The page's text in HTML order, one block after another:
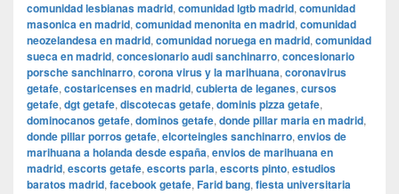
comunidad lesbianas madrid, comunidad lgtb madrid, comunidad
masonica en madrid, comunidad menonita en madrid, comunidad
neozelandesa en madrid, comunidad noruega en madrid, comunidad
sueca en madrid, concesionario audi sanchinarro, concesionario
porsche sanchinarro, corona virus y la marihuana, coronavirus
getafe, costaricenses en madrid, cubierta de leganes, cursos
getafe, dgt getafe, discotecas getafe, dominis pizza getafe,
dominocanos getafe, dominos getafe, donde pillar maria en madrid,
donde pillar porros getafe, elcorteingles sanchinarro, envios de
marihuana a holanda desde españa, envios de marihuana en
madrid, escorts getafe, escorts parla, escorts pinto, estudios
baratos madrid, facebook getafe, Farid bang, fiesta universitaria